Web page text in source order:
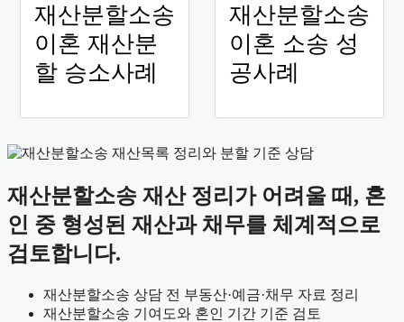
재산분할소송
이혼 재산분
할 승소사례
재산분할소송
이혼 소송 성
공사례
재산분할소송 재산 정리가 어려울 때, 혼
인 중 형성된 재산과 채무를 체계적으로
검토합니다.
재산분할소송 상담 전 부동산·예금·채무 자료 정리
재산분할소송 기여도와 혼인 기간 기준 검토